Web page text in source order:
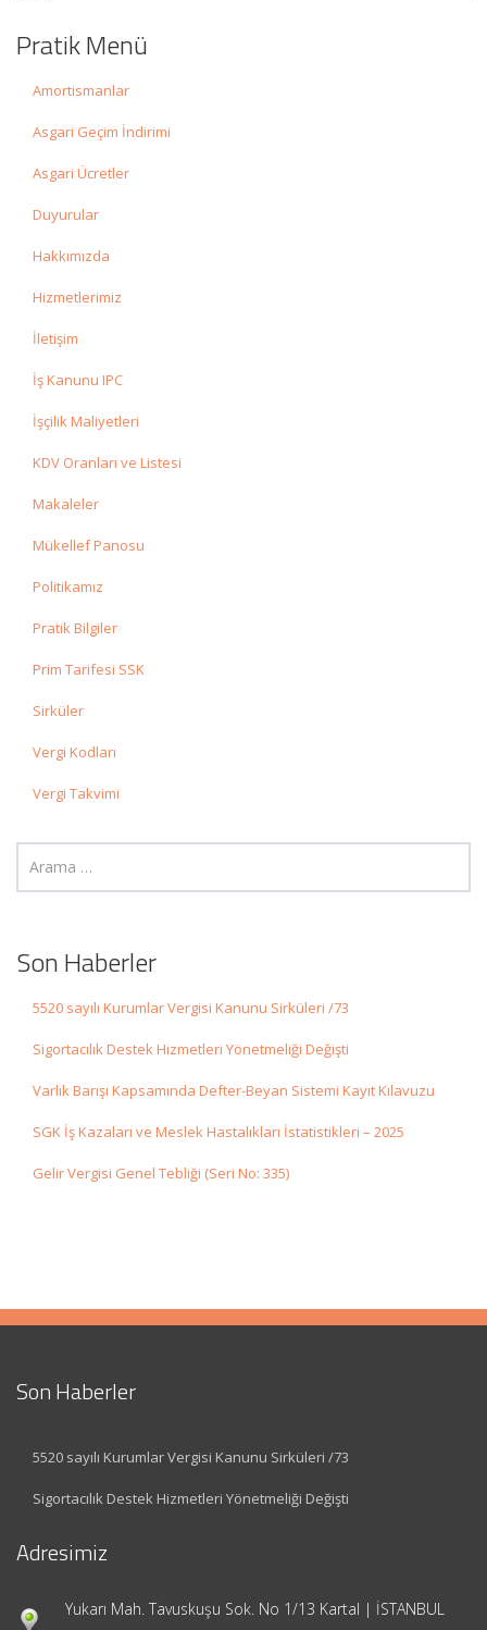
Pratik Menü
Amortismanlar
Asgari Geçim İndirimi
Asgari Ücretler
Duyurular
Hakkımızda
Hizmetlerimiz
İletişim
İş Kanunu IPC
İşçilik Maliyetleri
KDV Oranları ve Listesi
Makaleler
Mükellef Panosu
Politikamız
Pratik Bilgiler
Prim Tarifesi SSK
Sirküler
Vergi Kodları
Vergi Takvimi
Son Haberler
5520 sayılı Kurumlar Vergisi Kanunu Sirküleri /73
Sigortacılık Destek Hizmetleri Yönetmeliği Değişti
Varlık Barışı Kapsamında Defter-Beyan Sistemi Kayıt Kılavuzu
SGK İş Kazaları ve Meslek Hastalıkları İstatistikleri – 2025
Gelir Vergisi Genel Tebliği (Seri No: 335)
Son Haberler
5520 sayılı Kurumlar Vergisi Kanunu Sirküleri /73
Sigortacılık Destek Hizmetleri Yönetmeliği Değişti
Adresimiz
Yukarı Mah. Tavuskuşu Sok. No 1/13 Kartal | İSTANBUL